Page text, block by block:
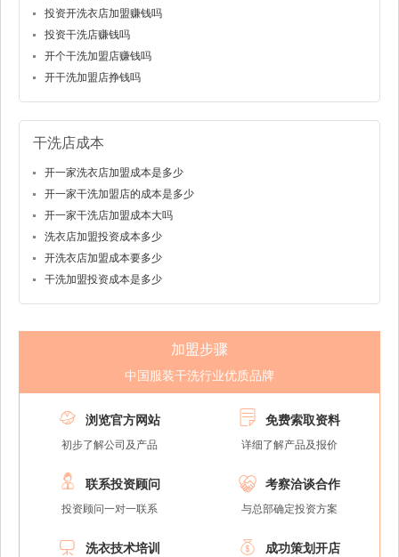
投资开洗衣店加盟赚钱吗
投资干洗店赚钱吗
开个干洗加盟店赚钱吗
开干洗加盟店挣钱吗
干洗店成本
开一家洗衣店加盟成本是多少
开一家干洗加盟店的成本是多少
开一家干洗店加盟成本大吗
洗衣店加盟投资成本多少
开洗衣店加盟成本要多少
干洗加盟投资成本是多少
加盟步骤
中国服装干洗行业优质品牌
 浏览官方网站
初步了解公司及产品
 免费索取资料
详细了解产品及报价
 联系投资顾问
投资顾问一对一联系
 考察洽谈合作
与总部确定投资方案
 洗衣技术培训  成功策划开店